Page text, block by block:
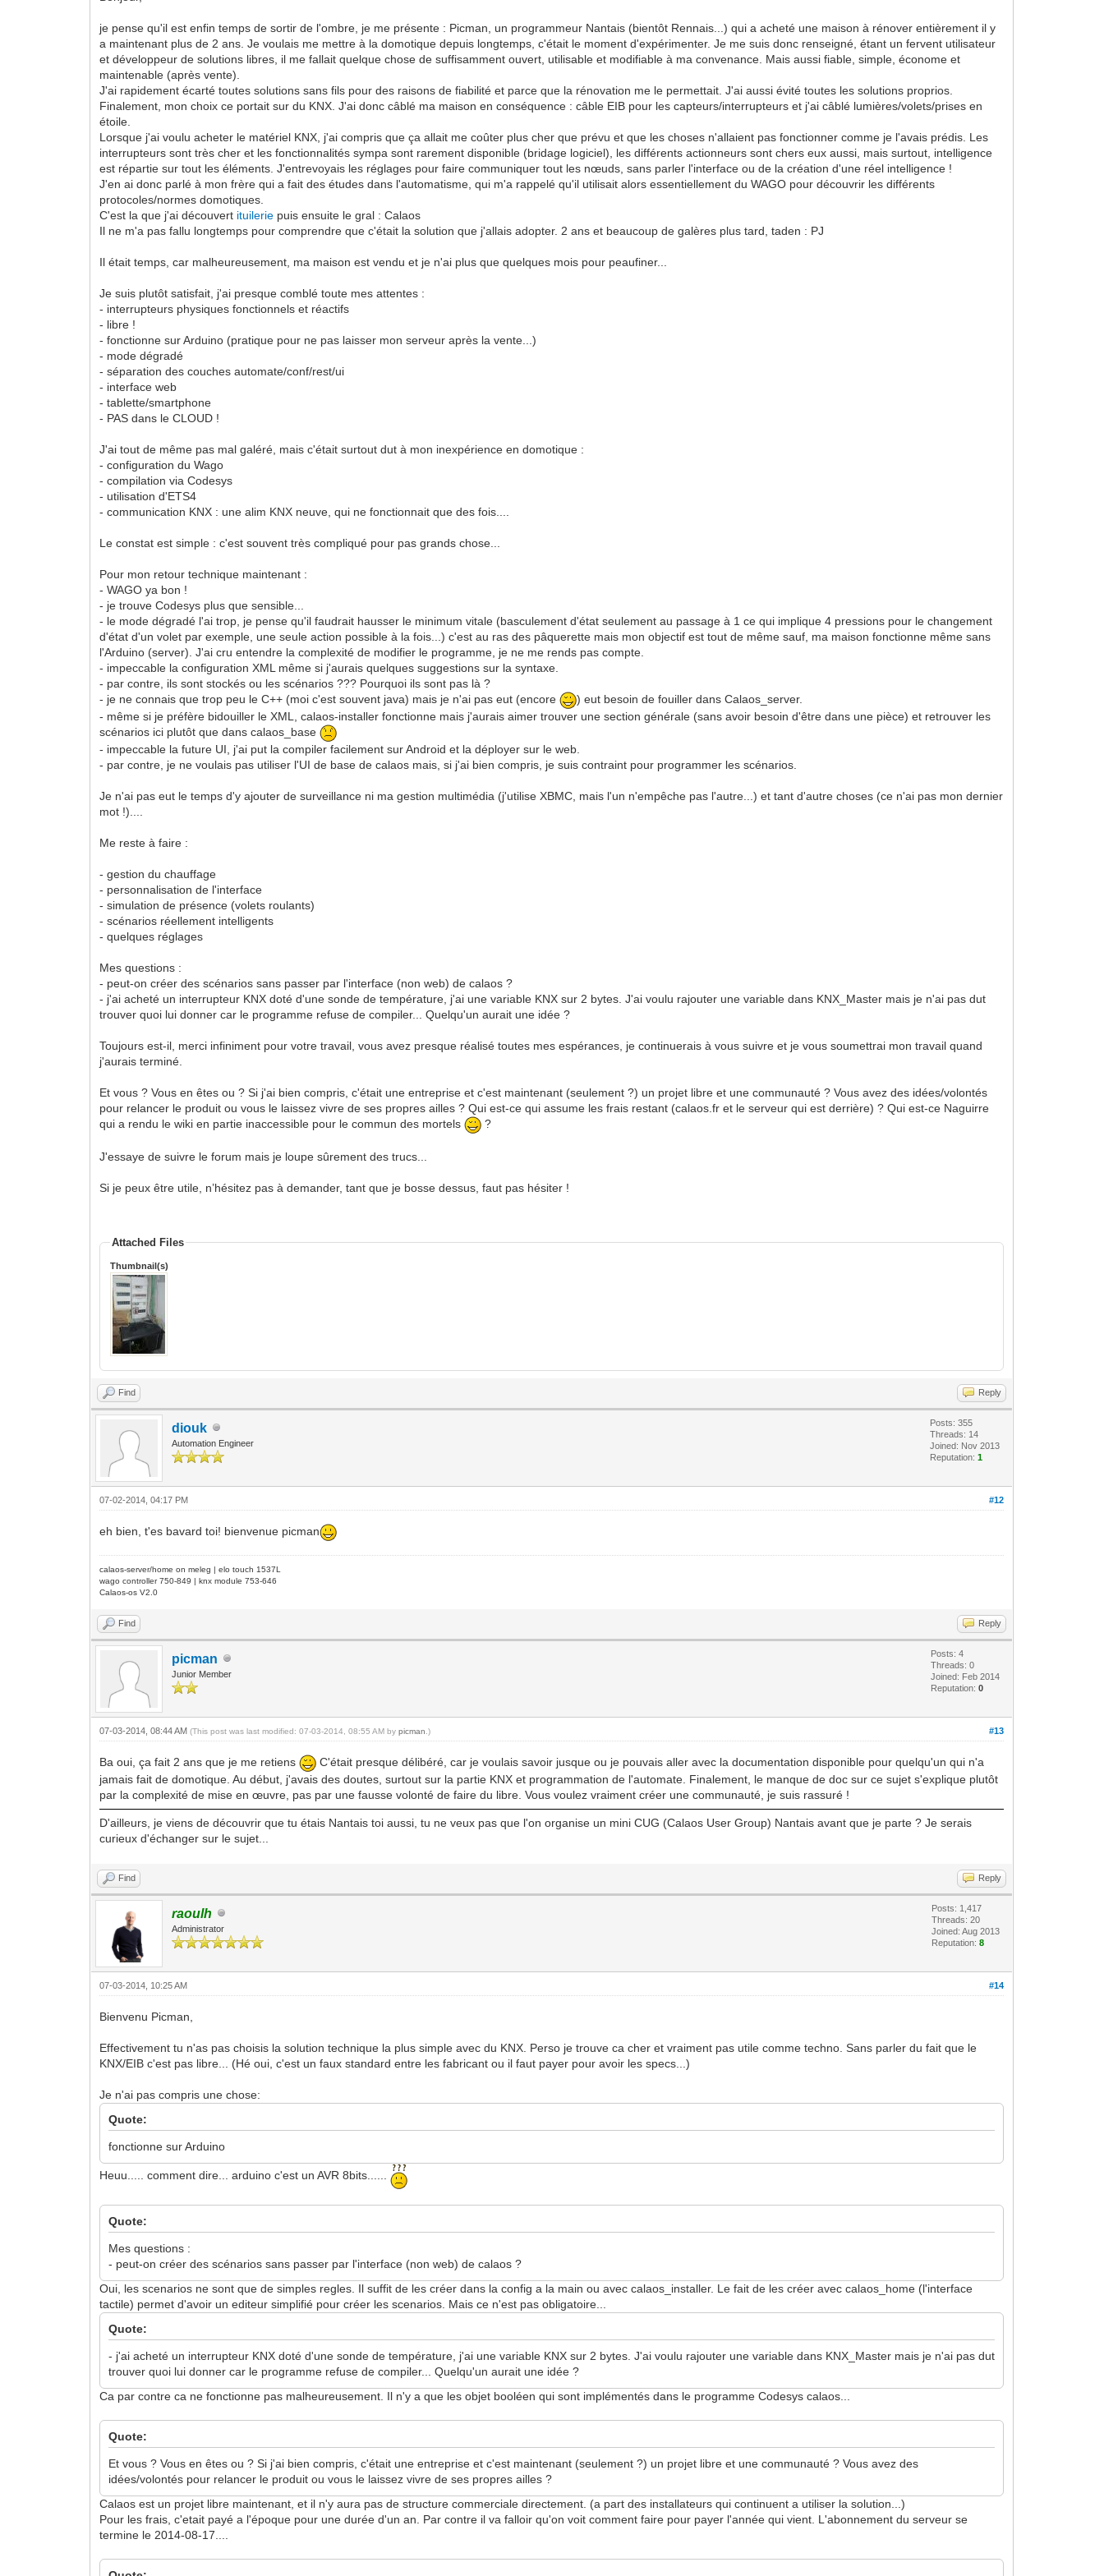
je pense qu'il est enfin temps de sortir de l'ombre, je me présente : Picman, un programmeur Nantais (bientôt Rennais...) qui a acheté une maison à rénover entièrement il y
a maintenant plus de 2 ans. Je voulais me mettre à la domotique depuis longtemps, c'était le moment d'expérimenter. Je me suis donc renseigné, étant un fervent utilisateur
et développeur de solutions libres, il me fallait quelque chose de suffisamment ouvert, utilisable et modifiable à ma convenance. Mais aussi fiable, simple, économe et
maintenable (après vente).
J'ai rapidement écarté toutes solutions sans fils pour des raisons de fiabilité et parce que la rénovation me le permettait. J'ai aussi évité toutes les solutions proprios.
Finalement, mon choix ce portait sur du KNX. J'ai donc câblé ma maison en conséquence : câble EIB pour les capteurs/interrupteurs et j'ai câblé lumières/volets/prises en
étoile.
Lorsque j'ai voulu acheter le matériel KNX, j'ai compris que ça allait me coûter plus cher que prévu et que les choses n'allaient pas fonctionner comme je l'avais prédis. Les
interrupteurs sont très cher et les fonctionnalités sympa sont rarement disponible (bridage logiciel), les différents actionneurs sont chers eux aussi, mais surtout, intelligence
est répartie sur tout les éléments. J'entrevoyais les réglages pour faire communiquer tout les nœuds, sans parler l'interface ou de la création d'une réel intelligence !
J'en ai donc parlé à mon frère qui a fait des études dans l'automatisme, qui m'a rappelé qu'il utilisait alors essentiellement du WAGO pour découvrir les différents
protocoles/normes domotiques.
C'est la que j'ai découvert ituilerie puis ensuite le gral : Calaos
Il ne m'a pas fallu longtemps pour comprendre que c'était la solution que j'allais adopter. 2 ans et beaucoup de galères plus tard, taden : PJ
Il était temps, car malheureusement, ma maison est vendu et je n'ai plus que quelques mois pour peaufiner...
Je suis plutôt satisfait, j'ai presque comblé toute mes attentes :
- interrupteurs physiques fonctionnels et réactifs
- libre !
- fonctionne sur Arduino (pratique pour ne pas laisser mon serveur après la vente...)
- mode dégradé
- séparation des couches automate/conf/rest/ui
- interface web
- tablette/smartphone
- PAS dans le CLOUD !
J'ai tout de même pas mal galéré, mais c'était surtout dut à mon inexpérience en domotique :
- configuration du Wago
- compilation via Codesys
- utilisation d'ETS4
- communication KNX : une alim KNX neuve, qui ne fonctionnait que des fois....
Le constat est simple : c'est souvent très compliqué pour pas grands chose...
Pour mon retour technique maintenant :
- WAGO ya bon !
- je trouve Codesys plus que sensible...
- le mode dégradé l'ai trop, je pense qu'il faudrait hausser le minimum vitale (basculement d'état seulement au passage à 1 ce qui implique 4 pressions pour le changement
d'état d'un volet par exemple, une seule action possible à la fois...) c'est au ras des pâquerette mais mon objectif est tout de même sauf, ma maison fonctionne même sans
l'Arduino (server). J'ai cru entendre la complexité de modifier le programme, je ne me rends pas compte.
- impeccable la configuration XML même si j'aurais quelques suggestions sur la syntaxe.
- par contre, ils sont stockés ou les scénarios ??? Pourquoi ils sont pas là ?
- je ne connais que trop peu le C++ (moi c'est souvent java) mais je n'ai pas eut (encore
) eut besoin de fouiller dans Calaos_server.
- même si je préfère bidouiller le XML, calaos-installer fonctionne mais j'aurais aimer trouver une section générale (sans avoir besoin d'être dans une pièce) et retrouver les
scénarios ici plutôt que dans calaos_base
- impeccable la future UI, j'ai put la compiler facilement sur Android et la déployer sur le web.
- par contre, je ne voulais pas utiliser l'UI de base de calaos mais, si j'ai bien compris, je suis contraint pour programmer les scénarios.
Je n'ai pas eut le temps d'y ajouter de surveillance ni ma gestion multimédia (j'utilise XBMC, mais l'un n'empêche pas l'autre...) et tant d'autre choses (ce n'ai pas mon dernier
mot !)....
Me reste à faire :
- gestion du chauffage
- personnalisation de l'interface
- simulation de présence (volets roulants)
- scénarios réellement intelligents
- quelques réglages
Mes questions :
- peut-on créer des scénarios sans passer par l'interface (non web) de calaos ?
- j'ai acheté un interrupteur KNX doté d'une sonde de température, j'ai une variable KNX sur 2 bytes. J'ai voulu rajouter une variable dans KNX_Master mais je n'ai pas dut
trouver quoi lui donner car le programme refuse de compiler... Quelqu'un aurait une idée ?
Toujours est-il, merci infiniment pour votre travail, vous avez presque réalisé toutes mes espérances, je continuerais à vous suivre et je vous soumettrai mon travail quand
j'aurais terminé.
Et vous ? Vous en êtes ou ? Si j'ai bien compris, c'était une entreprise et c'est maintenant (seulement ?) un projet libre et une communauté ? Vous avez des idées/volontés
pour relancer le produit ou vous le laissez vivre de ses propres ailles ? Qui est-ce qui assume les frais restant (calaos.fr et le serveur qui est derrière) ? Qui est-ce Naguirre
qui a rendu le wiki en partie inaccessible pour le commun des mortels
?
J'essaye de suivre le forum mais je loupe sûrement des trucs...
Si je peux être utile, n’hésitez pas à demander, tant que je bosse dessus, faut pas hésiter !
Attached Files
Thumbnail(s)
Find Reply
diouk
Automation Engineer
Posts: 355
Threads: 14
Joined: Nov 2013
Reputation:1
#12
07-02-2014, 04:17 PM
eh bien, t'es bavard toi! bienvenue picman
calaos-server/home on meleg | elo touch 1537L
wago controller 750-849 | knx module 753-646
Calaos-os V2.0
Find Reply
picman
Junior Member
Posts: 4
Threads: 0
Joined: Feb 2014
Reputation:0
#13
07-03-2014, 08:44 AM(This post was last modified: 07-03-2014, 08:55 AM bypicman .)
Ba oui, ça fait 2 ans que je me retiens
C'était presque délibéré, car je voulais savoir jusque ou je pouvais aller avec la documentation disponible pour quelqu'un qui n'a
jamais fait de domotique. Au début, j'avais des doutes, surtout sur la partie KNX et programmation de l'automate. Finalement, le manque de doc sur ce sujet s'explique plutôt
par la complexité de mise en œuvre, pas par une fausse volonté de faire du libre. Vous voulez vraiment créer une communauté, je suis rassuré !
D'ailleurs, je viens de découvrir que tu étais Nantais toi aussi, tu ne veux pas que l'on organise un mini CUG (Calaos User Group) Nantais avant que je parte ? Je serais
curieux d'échanger sur le sujet...
Find Reply
raoulh
Administrator
Posts: 1,417
Threads: 20
Joined: Aug 2013
Reputation:8
#14
07-03-2014, 10:25 AM
Bienvenu Picman,
Effectivement tu n'as pas choisis la solution technique la plus simple avec du KNX. Perso je trouve ca cher et vraiment pas utile comme techno. Sans parler du fait que le
KNX/EIB c'est pas libre... (Hé oui, c'est un faux standard entre les fabricant ou il faut payer pour avoir les specs...)
Je n'ai pas compris une chose:
Quote:
fonctionne sur Arduino
Heuu..... comment dire... arduino c'est un AVR 8bits......
Quote:
Mes questions :
- peut-on créer des scénarios sans passer par l'interface (non web) de calaos ?
Oui, les scenarios ne sont que de simples regles. Il suffit de les créer dans la config a la main ou avec calaos_installer. Le fait de les créer avec calaos_home (l'interface
tactile) permet d'avoir un editeur simplifié pour créer les scenarios. Mais ce n'est pas obligatoire...
Quote:
- j'ai acheté un interrupteur KNX doté d'une sonde de température, j'ai une variable KNX sur 2 bytes. J'ai voulu rajouter une variable dans KNX_Master mais je n'ai pas dut
trouver quoi lui donner car le programme refuse de compiler... Quelqu'un aurait une idée ?
Ca par contre ca ne fonctionne pas malheureusement. Il n'y a que les objet booléen qui sont implémentés dans le programme Codesys calaos...
Quote:
Et vous ? Vous en êtes ou ? Si j'ai bien compris, c'était une entreprise et c'est maintenant (seulement ?) un projet libre et une communauté ? Vous avez des
idées/volontés pour relancer le produit ou vous le laissez vivre de ses propres ailles ?
Calaos est un projet libre maintenant, et il n'y aura pas de structure commerciale directement. (a part des installateurs qui continuent a utiliser la solution...)
Pour les frais, c'etait payé a l'époque pour une durée d'un an. Par contre il va falloir qu'on voit comment faire pour payer l'année qui vient. L'abonnement du serveur se
termine le 2014-08-17....